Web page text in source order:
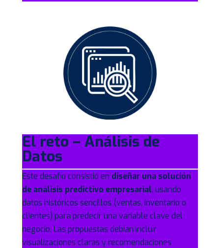
El reto – Análisis de
Datos
Este desafío consistió en diseñar una solución
de análisis predictivo empresarial, usando
datos históricos sencillos (ventas, inventario o
clientes) para predecir una variable clave del
negocio. Las propuestas debían incluir
visualizaciones claras y recomendaciones